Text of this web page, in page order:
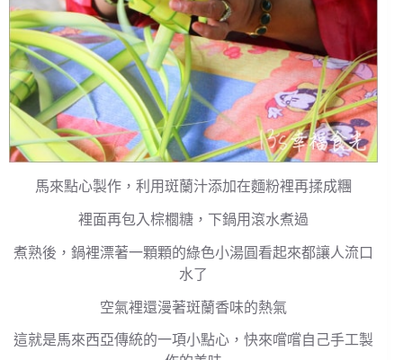
馬來點心製作，利用斑蘭汁添加在麵粉裡再揉成糰
裡面再包入棕櫚糖，下鍋用滾水煮過
煮熟後，鍋裡漂著一顆顆的綠色小湯圓看起來都讓人流口
水了
空氣裡還漫著斑蘭香味的熱氣
這就是馬來西亞傳統的一項小點心，快來嚐嚐自己手工製